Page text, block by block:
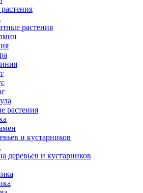
растения
растения
и кустарников
деревьев и кустарников